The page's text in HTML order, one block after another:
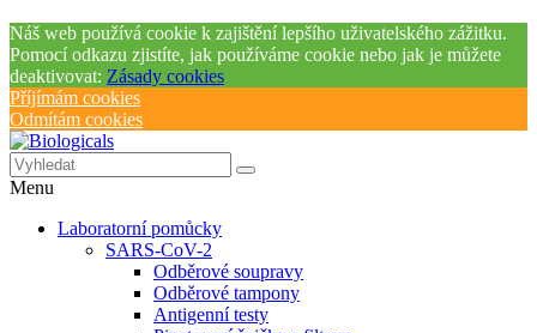
Náš web používá cookie k zajištění lepšího uživatelského zážitku.
Pomocí odkazu zjistíte, jak používáme cookie nebo jak je můžete
deaktivovat: Zásady cookies
Příjímám cookies
Odmítám cookies
Menu
Laboratorní pomůcky
SARS-CoV-2
Odběrové soupravy
Odběrové tampony
Antigenní testy